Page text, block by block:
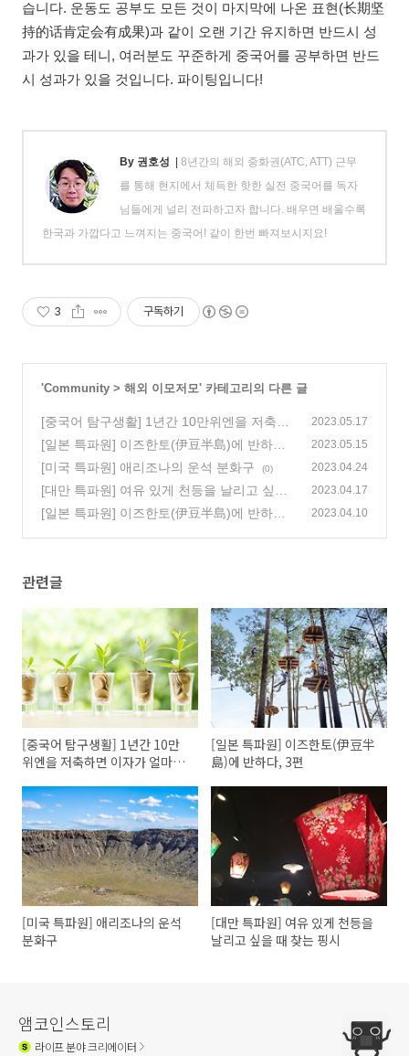
습니다. 운동도 공부도 모든 것이 마지막에 나온 표현(长期坚
持的话肯定会有成果)과 같이 오랜 기간 유지하면 반드시 성
과가 있을 테니, 여러분도 꾸준하게 중국어를 공부하면 반드
시 성과가 있을 것입니다. 파이팅입니다!
By 권호성 | 8년간의 해외 중화권(ATC, ATT) 근무
를 통해 현지에서 체득한 핫한 실전 중국어를 독자
님들에게 널리 전파하고자 합니다. 배우면 배울수록
한국과 가깝다고 느껴지는 중국어! 같이 한번 빠져보시지요!
3 구독하기
'Community > 해외 이모저모' 카테고리의 다른 글
[중국어 탐구생활] 1년간 10만위엔을 저축하
면 이자가 얼마예요? 10万块钱存一年 多少利
息
(0)
2023.05.17
[일본 특파원] 이즈한토(伊豆半島)에 반하다,
3편
(0)
2023.05.15
[미국 특파원] 애리조나의 운석 분화구 (0) 2023.04.24
[대만 특파원] 여유 있게 천등을 날리고 싶을
때 찾는 핑시
(0)
2023.04.17
[일본 특파원] 이즈한토(伊豆半島)에 반하다,
2023.04.10
관련글
[중국어 탐구생활] 1년간 10만
위엔을 저축하면 이자가 얼마예
[일본 특파원] 이즈한토(伊豆半
島)에 반하다, 3편
[미국 특파원] 애리조나의 운석
분화구
[대만 특파원] 여유 있게 천등을
날리고 싶을 때 찾는 핑시
앰코인스토리
라이프분야 크리에이터